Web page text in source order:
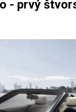
- prvý